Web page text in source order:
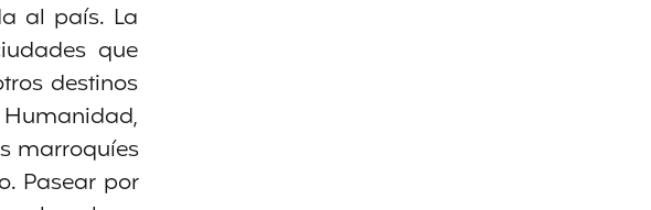
al país. La
que
destinos
marroquíes
Pasear por